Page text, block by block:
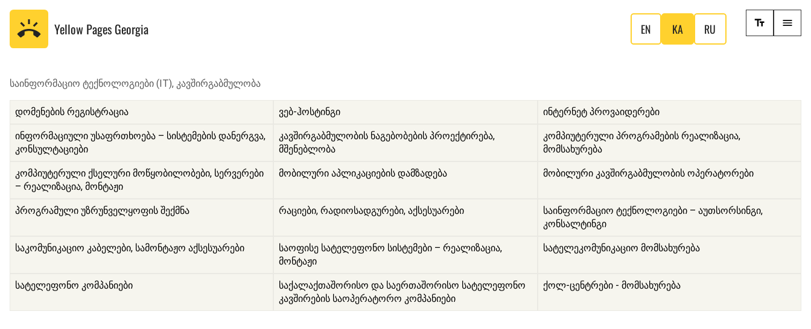
Yellow Pages Georgia EN KA RU
საინფორმაციო ტექნოლოგიები (IT), კავშირგაბმულობა
დომენების რეგისტრაცია ვებ-ჰოსტინგი ინტერნეტ პროვაიდერები
ინფორმაციული უსაფრთხოება – სისტემების დანერგვა,
კონსულტაციები
კავშირგაბმულობის ნაგებობების პროექტირება,
მშენებლობა
კომპიუტერული პროგრამების რეალიზაცია,
მომსახურება
კომპიუტერული ქსელური მოწყობილობები, სერვერები
– რეალიზაცია, მონტაჟი
მობილური აპლიკაციების დამზადება მობილური კავშირგაბმულობის ოპერატორები
პროგრამული უზრუნველყოფის შექმნა რაციები, რადიოსადგურები, აქსესუარები
საინფორმაციო ტექნოლოგიები – აუთსორსინგი,
კონსალტინგი
საკომუნიკაციო კაბელები, სამონტაჟო აქსესუარები
საოფისე სატელეფონო სისტემები – რეალიზაცია,
მონტაჟი
სატელეკომუნიკაციო მომსახურება
სატელეფონო კომპანიები
საქალაქთაშორისო და საერთაშორისო სატელეფონო
კავშირების საოპერატორო კომპანიები
ქოლ-ცენტრები - მომსახურება